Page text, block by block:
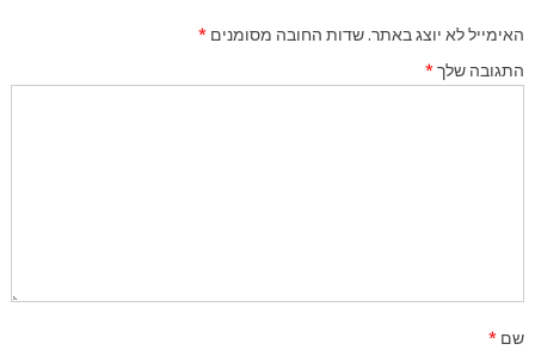
האימייל לא יוצג באתר.שדות החובה מסומנים*
התגובה שלך*
שם*